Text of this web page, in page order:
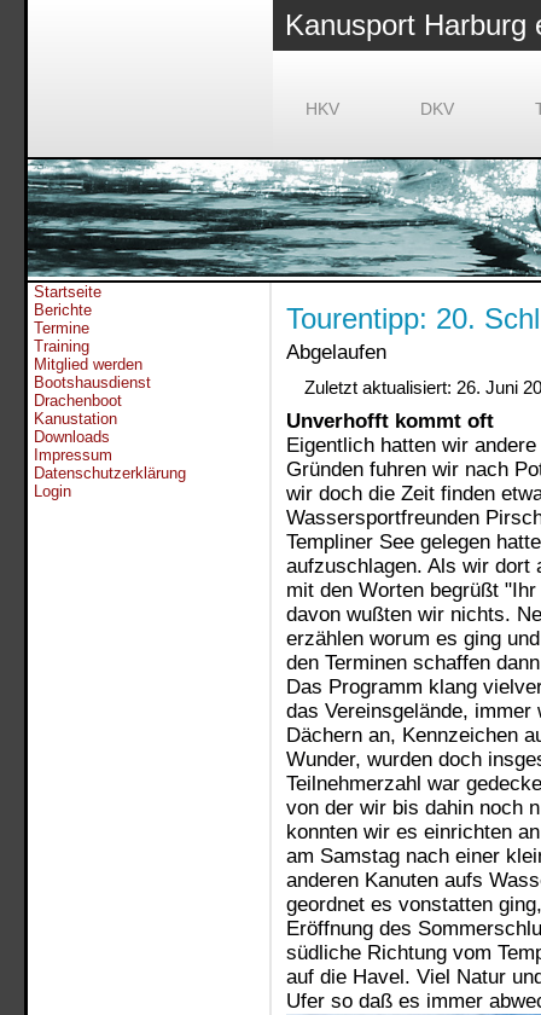
Kanusport Harburg
HKV DKV
Startseite
Berichte
Termine
Training
Mitglied werden
Bootshausdienst
Drachenboot
Kanustation
Downloads
Impressum
Datenschutzerklärung
Login
Tourentipp: 20.
Abgelaufen
Zuletzt aktualisiert: 26. Juni
Unverhofft kommt oft
Eigentlich hatten wir
Gründen fuhren wir nach
wir doch die Zeit finden
Wassersportfreunden
Templiner See gelegen
aufzuschlagen. Als wir dort
mit den Worten begrüßt
davon wußten wir nichts.
erzählen worum es ging
den Terminen schaffen
Das Programm klang
das Vereinsgelände,
Dächern an, Kennzeichen
Wunder, wurden doch
Teilnehmerzahl war
von der wir bis dahin noch
konnten wir es einrichten
am Samstag nach einer
anderen Kanuten aufs
geordnet es vonstatten
Eröffnung des
südliche Richtung vom
auf die Havel. Viel Natur
Ufer so daß es immer